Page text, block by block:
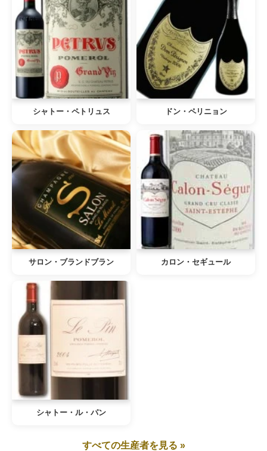
シャトー・ペトリュス ドン・ペリニョン
サロン・ブランドブラン カロン・セギュール
シャトー・ル・パン
すべての生産者を見る »